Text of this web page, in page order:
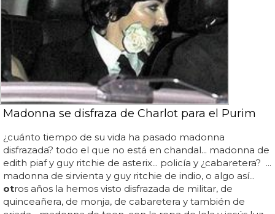
Madonna se disfraza de Charlot para el Purim
¿cuánto tiempo de su vida ha pasado madonna
disfrazada? todo el que no está en chandal... madonna de
edith piaf y guy ritchie de asterix... policía y ¿cabaretera? ...
madonna de sirvienta y guy ritchie de indio, o algo así...
otros años la hemos visto disfrazada de militar, de
quinceañera, de monja, de cabaretera y también de